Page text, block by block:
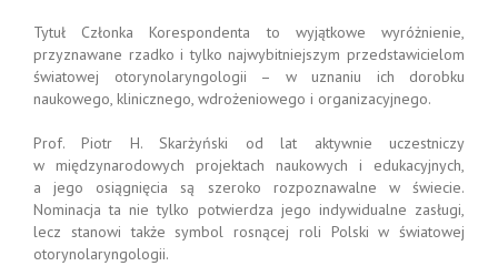
Tytuł Członka Korespondenta to wyjątkowe wyróżnienie,
przyznawane rzadko i tylko najwybitniejszym przedstawicielom
światowej otorynolaryngologii – w uznaniu ich dorobku
naukowego, klinicznego, wdrożeniowego i organizacyjnego.
Prof. Piotr H. Skarżyński od lat aktywnie uczestniczy
w międzynarodowych projektach naukowych i edukacyjnych,
a jego osiągnięcia są szeroko rozpoznawalne w świecie.
Nominacja ta nie tylko potwierdza jego indywidualne zasługi,
lecz stanowi także symbol rosnącej roli Polski w światowej
otorynolaryngologii.